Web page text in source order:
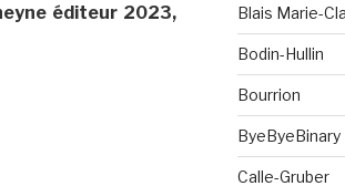
éditeur 2023,
Blais Marie-
Bodin-Hullin
Bourrion
ByeByeBinary
Calle-Gruber